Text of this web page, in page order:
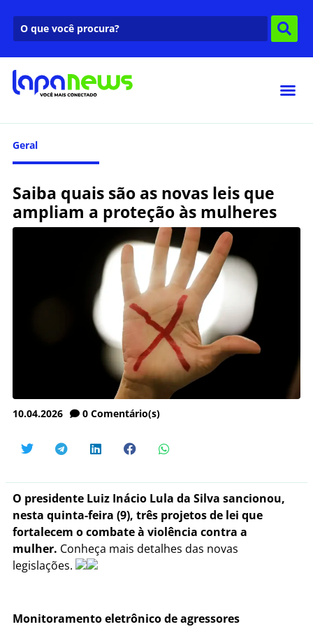
Geral
Saiba quais são as novas leis que
ampliam a proteção às mulheres
10.04.2026 0 Comentário(s)
O presidente Luiz Inácio Lula da Silva sancionou,
nesta quinta-feira (9), três projetos de lei que
fortalecem o combate à violência contra a
mulher. Conheça mais detalhes das novas
legislações.
Monitoramento eletrônico de agressores